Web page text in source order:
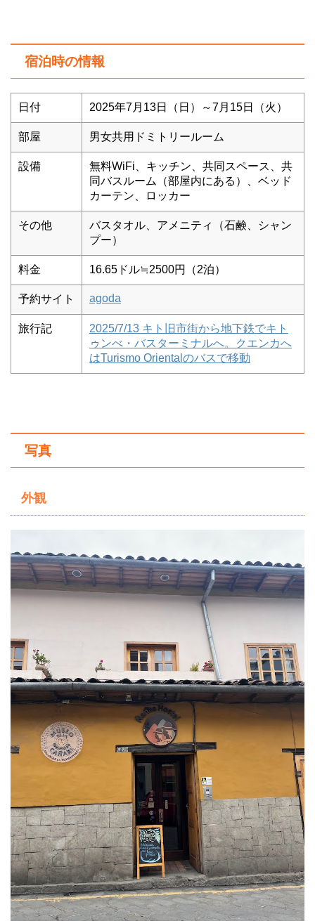
宿泊時の情報
日付 2025年7月13日（日）～7月15日（火）
部屋 男女共用ドミトリールーム
設備
無料WiFi、キッチン、共同スペース、共
同バスルーム（部屋内にある）、ベッド
カーテン、ロッカー
その他
バスタオル、アメニティ（石鹸、シャン
プー）
料金 16.65ドル≒2500円（2泊）
予約サイト agoda
旅行記
2025/7/13 キト旧市街から地下鉄でキト
ゥンべ・バスターミナルへ。クエンカへ
はTurismo Orientalのバスで移動
写真
外観